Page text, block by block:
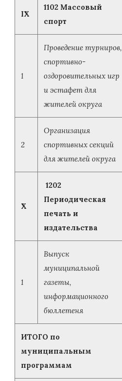
IX
1102 Массовый
спорт
1
Проведение турниров,
спортивно-
оздоровительных игр
и эстафет для
жителей округа
2
Организация
спортивных секций
для жителей округа
X
1202
Периодическая
печать и
издательства
1
Выпуск
муниципальной
газеты,
информационного
бюллетеня
ИТОГО по
муниципальным
программам